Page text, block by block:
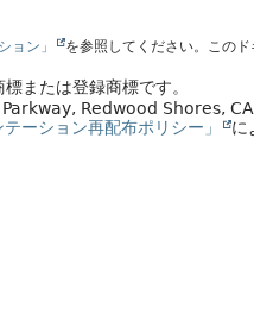
ョン」
を参照してください。この
または登録商標です。
Redwood Shores, CA
テーション再配布ポリシー」 に